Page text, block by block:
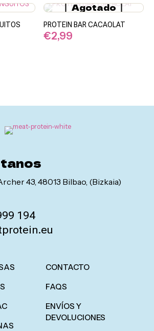
Agotado
PROTEIN BAR CACAOLAT
€2,99
43, 48013 Bilbao, (Bizkaia)
194
CONTACTO
FAQS
ENVÍOS Y
DEVOLUCIONES